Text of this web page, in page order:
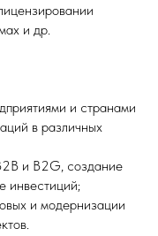
и др.
и странами
в различных
и B2G, создание
инвестиций;
и модернизации